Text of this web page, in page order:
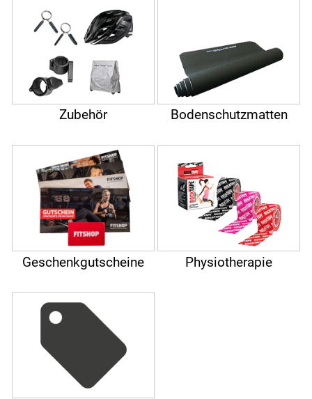
Zubehör Bodenschutzmatten
Geschenkgutscheine Physiotherapie